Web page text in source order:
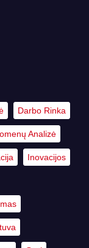
Darbo Rinka
Analizė
Inovacijos